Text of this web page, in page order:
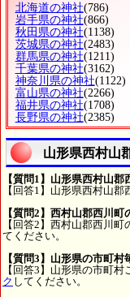
北海道の神社(786)
岩手県の神社(866)
秋田県の神社(1138)
茨城県の神社(2483)
群馬県の神社(1211)
千葉県の神社(3162)
神奈川県の神社(1122)
富山県の神社(2266)
福井県の神社(1708)
長野県の神社(2385)
山形県西村山
【質問1】山形県西村山
【回答1】山形県西村山
【質問2】西村山郡西川
【回答2】西村山郡西川町
てください。
【質問3】山形県の市町
【回答3】山形県の市町村
ク してください。